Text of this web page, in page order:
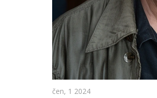
čen, 1 2024